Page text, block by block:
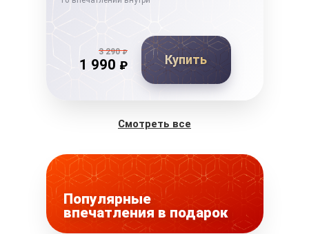
3 290₽
1 990 ₽ Купить
Смотреть все
Популярные
впечатления в подарок